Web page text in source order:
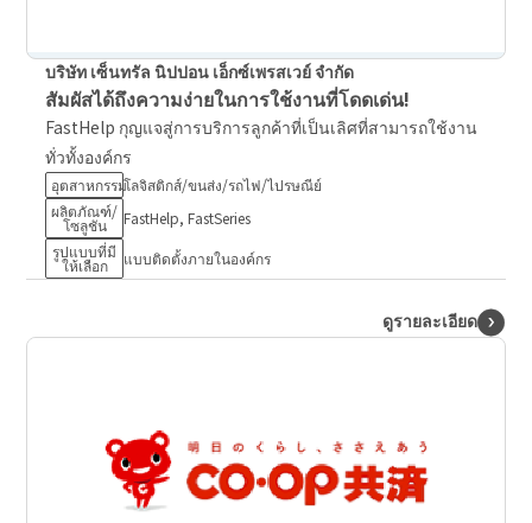
บริษัท เซ็นทรัล นิปปอน เอ็กซ์เพรสเวย์ จำกัด
สัมผัสได้ถึงความง่ายในการใช้งานที่โดดเด่น!
FastHelp กุญแจสู่การบริการลูกค้าที่เป็นเลิศที่สามารถใช้งาน
ทั่วทั้งองค์กร
อุตสาหกรรมโลจิสติกส์/ขนส่ง/รถไฟ/ไปรษณีย์
ผลิตภัณฑ์/
โซลูชัน
FastHelp, FastSeries
รูปแบบที่มี
ให้เลือก แบบติดตั้งภายในองค์กร
ดูรายละเอียด